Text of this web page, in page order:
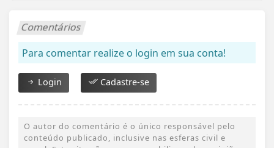
Comentários
Para comentar realize o login em sua conta!
Login Cadastre-se
O autor do comentário é o único responsável pelo
conteúdo publicado, inclusive nas esferas civil e